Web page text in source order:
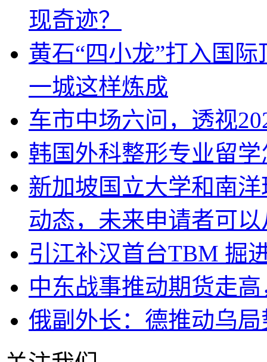
现奇迹？
黄石“四小龙”打入国
一城这样炼成
车市中场六问，透视
韩国外科整形专业留
新加坡国立大学和南
动态，未来申请者可
引江补汉首台TBM 掘
中东战事推动期货走
俄副外长：德推动乌